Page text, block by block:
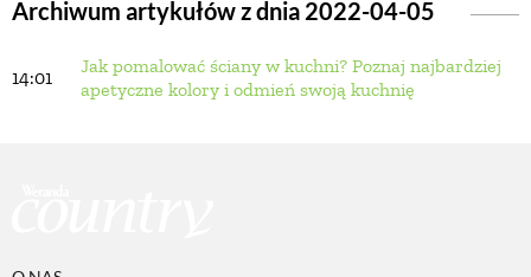
Archiwum artykułów z dnia 2022-04-05
14:01
Jak pomalować ściany w kuchni? Poznaj najbardziej
apetyczne kolory i odmień swoją kuchnię
BUDUJEMY DOM